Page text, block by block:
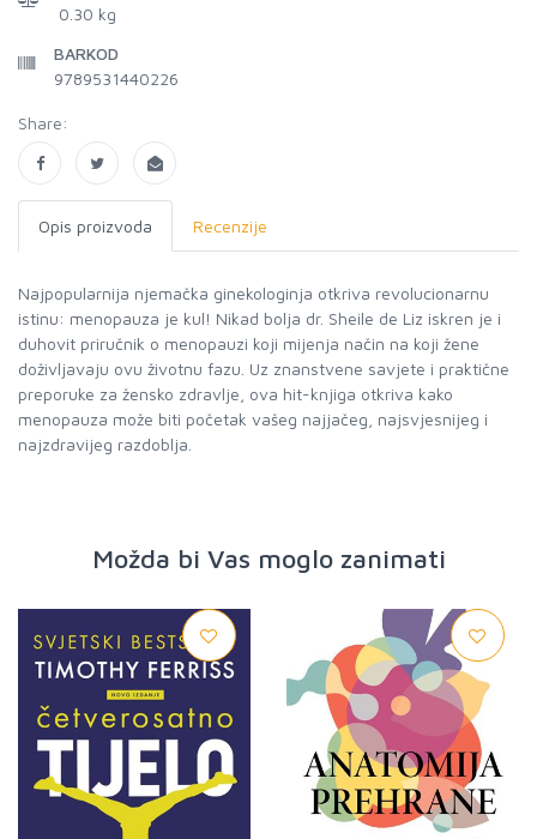
0.30 kg
BARKOD
9789531440226
Share:
Opis proizvoda Recenzije
Najpopularnija njemačka ginekologinja otkriva revolucionarnu
istinu: menopauza je kul! Nikad bolja dr. Sheile de Liz iskren je i
duhovit priručnik o menopauzi koji mijenja način na koji žene
doživljavaju ovu životnu fazu. Uz znanstvene savjete i praktične
preporuke za žensko zdravlje, ova hit-knjiga otkriva kako
menopauza može biti početak vašeg najjačeg, najsvjesnijeg i
najzdravijeg razdoblja.
Možda bi Vas moglo zanimati